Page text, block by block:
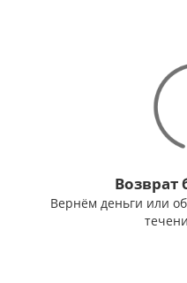
Возврат
Вернём деньги или